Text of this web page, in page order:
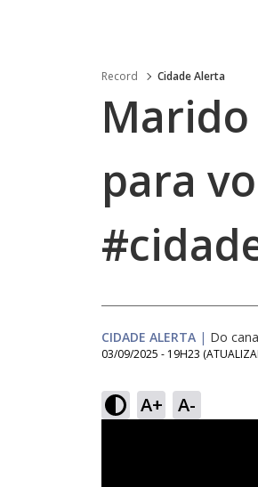
Record Cidade Alerta
para
CIDADE ALERTA | Do
03/09/2025 - 19H23
A+ A-